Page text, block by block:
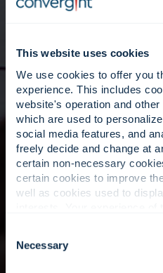
This website uses cookies
We use cookies to offer you
experience. This includes
website's operation and
which are used to
social media features, and
freely decide and change at
certain non-necessary
certain cookies to improve
well as cookies used to
cookies. Click "Show
about who we share your
Selection
Necessary
Unsere Arbeit endet nicht
Analysen bewerten wir
Ihre Umgebung im Zuge
und Technologien. Mit
Software-Updates und
Systemprüfungen stellen
Systeme konform,
zukünftige